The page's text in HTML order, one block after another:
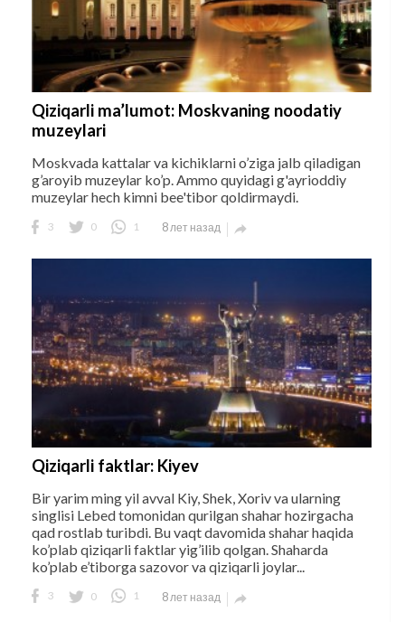
Qiziqarli ma’lumot: Moskvaning noodatiy
muzeylari
Moskvada kattalar va kichiklarni o’ziga jalb qiladigan
g’aroyib muzeylar ko’p. Ammo quyidagi g'ayrioddiy
muzeylar hech kimni bee'tibor qoldirmaydi.
3 0 1 8 лет назад 
Qiziqarli faktlar: Kiyev
Bir yarim ming yil avval Kiy, Shek, Xoriv va ularning
singlisi Lebed tomonidan qurilgan shahar hozirgacha
qad rostlab turibdi. Bu vaqt davomida shahar haqida
ko’plab qiziqarli faktlar yig’ilib qolgan. Shaharda
ko’plab e’tiborga sazovor va qiziqarli joylar...
3 0 1 8 лет назад 